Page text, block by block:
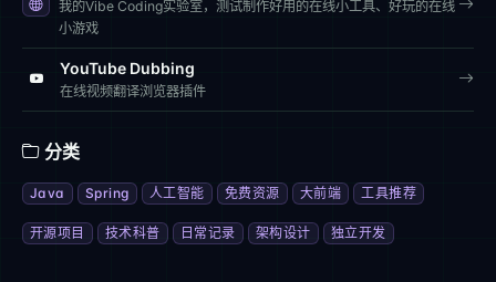
我的Vibe Coding实验室，测试制作好用的在线小工具、好玩的在线
小游戏
YouTube Dubbing
在线视频翻译浏览器插件
分类
Java Spring 人工智能 免费资源 大前端 工具推荐
开源项目 技术科普 日常记录 架构设计 独立开发